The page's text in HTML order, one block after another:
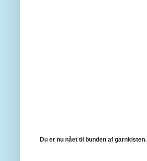
Du er nu nået til bunden af garnkisten.